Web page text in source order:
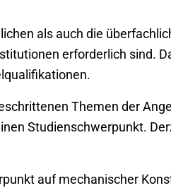
als auch die
erforderlich sind.
Themen der
Studienschwerpunkt.
auf mechanischer